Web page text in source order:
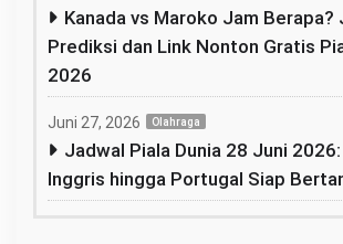
Kanada vs Maroko Jam Berapa?
Prediksi dan Link Nonton Gratis
2026
Juni 27, 2026 Olahraga
Jadwal Piala Dunia 28 Juni
Inggris hingga Portugal Siap